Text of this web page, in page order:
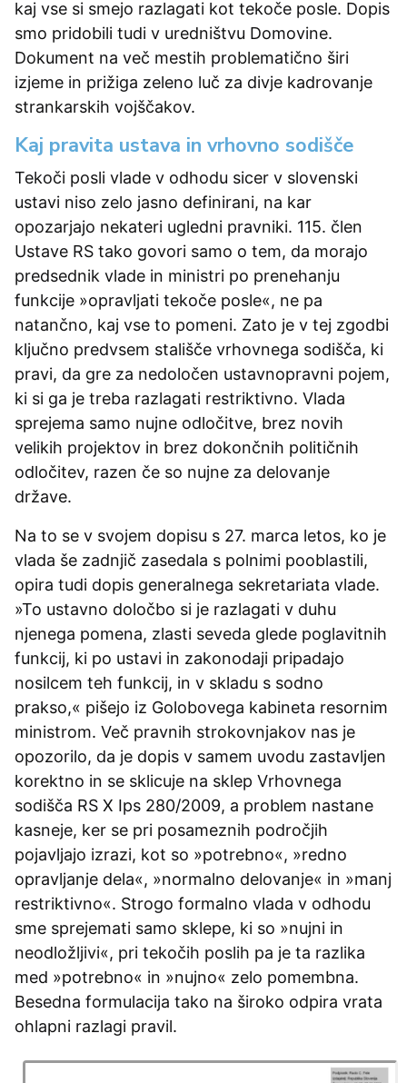
kaj vse si smejo razlagati kot tekoče posle. Dopis
smo pridobili tudi v uredništvu Domovine.
Dokument na več mestih problematično širi
izjeme in prižiga zeleno luč za divje kadrovanje
strankarskih vojščakov.
Kaj pravita ustava in vrhovno sodišče
Tekoči posli vlade v odhodu sicer v slovenski
ustavi niso zelo jasno definirani, na kar
opozarjajo nekateri ugledni pravniki. 115. člen
Ustave RS tako govori samo o tem, da morajo
predsednik vlade in ministri po prenehanju
funkcije »opravljati tekoče posle«, ne pa
natančno, kaj vse to pomeni. Zato je v tej zgodbi
ključno predvsem stališče vrhovnega sodišča, ki
pravi, da gre za nedoločen ustavnopravni pojem,
ki si ga je treba razlagati restriktivno. Vlada
sprejema samo nujne odločitve, brez novih
velikih projektov in brez dokončnih političnih
odločitev, razen če so nujne za delovanje
države.
Na to se v svojem dopisu s 27. marca letos, ko je
vlada še zadnjič zasedala s polnimi pooblastili,
opira tudi dopis generalnega sekretariata vlade.
»To ustavno določbo si je razlagati v duhu
njenega pomena, zlasti seveda glede poglavitnih
funkcij, ki po ustavi in zakonodaji pripadajo
nosilcem teh funkcij, in v skladu s sodno
prakso,« pišejo iz Golobovega kabineta resornim
ministrom. Več pravnih strokovnjakov nas je
opozorilo, da je dopis v samem uvodu zastavljen
korektno in se sklicuje na sklep Vrhovnega
sodišča RS X Ips 280/2009, a problem nastane
kasneje, ker se pri posameznih področjih
pojavljajo izrazi, kot so »potrebno«, »redno
opravljanje dela«, »normalno delovanje« in »manj
restriktivno«. Strogo formalno vlada v odhodu
sme sprejemati samo sklepe, ki so »nujni in
neodložljivi«, pri tekočih poslih pa je ta razlika
med »potrebno« in »nujno« zelo pomembna.
Besedna formulacija tako na široko odpira vrata
ohlapni razlagi pravil.